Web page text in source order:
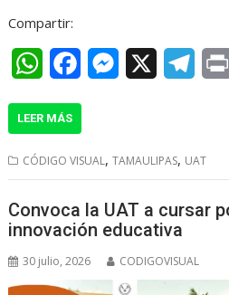
Compartir:
W
a
t
s
A
e
b
o
k
M
s
e
n
e
e
g
r
m
LEER MÁS
CÓDIGO VISUAL,TAMAULIPAS, UAT
Convoca la UAT a cursar
innovación educativa
30 julio, 2026 CODIGOVISUAL